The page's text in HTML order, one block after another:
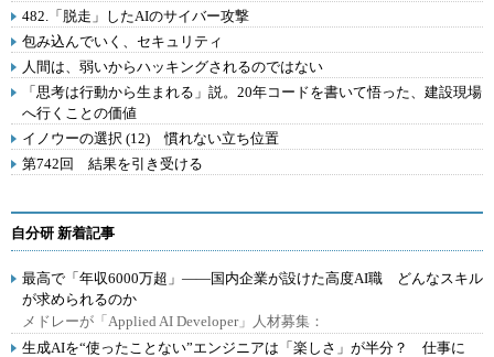
482.「脱走」したAIのサイバー攻撃
包み込んでいく、セキュリティ
人間は、弱いからハッキングされるのではない
「思考は行動から生まれる」説。20年コードを書いて悟った、建設現場
へ行くことの価値
イノウーの選択 (12) 慣れない立ち位置
第742回 結果を引き受ける
自分研 新着記事
最高で「年収6000万超」――国内企業が設けた高度AI職 どんなスキル
が求められるのか
メドレーが「Applied AI Developer」人材募集：
生成AIを“使ったことない”エンジニアは「楽しさ」が半分？ 仕事に